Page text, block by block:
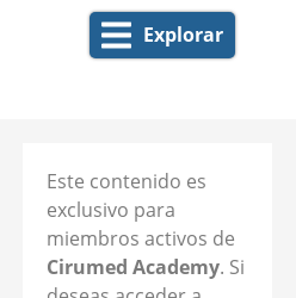
Explorar
Este contenido es
exclusivo para
miembros activos de
Cirumed Academy. Si